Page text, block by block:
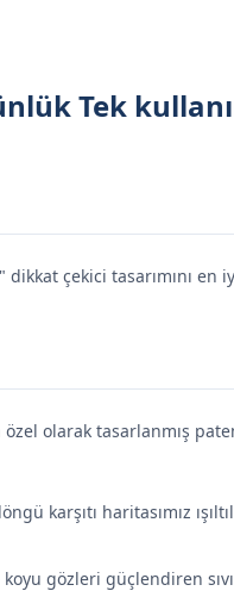
Tek
çekici tasarımını en
olarak tasarlanmış
karşıtı haritasımız
gözleri güçlendiren